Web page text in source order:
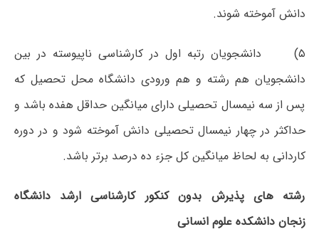
دانش آموخته شوند.
۵) دانشجویان رتبه اول در کارشناسی ناپیوسته در بین
دانشجویان هم رشته و هم ورودی دانشگاه محل تحصیل که
پس از سه نیمسال تحصیلی دارای میانگین حداقل هفده باشد و
حداکثر در چهار نیمسال تحصیلی دانش آموخته شود و در دوره
کاردانی به لحاظ میانگین کل جزء ده درصد برتر باشد.
رشته های پذیرش بدون کنکور کارشناسی ارشد دانشگاه
زنجان دانشکده علوم انسانی